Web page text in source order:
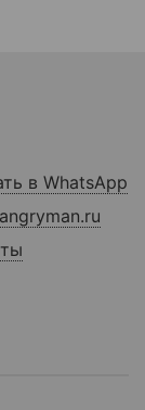
в WhatsApp